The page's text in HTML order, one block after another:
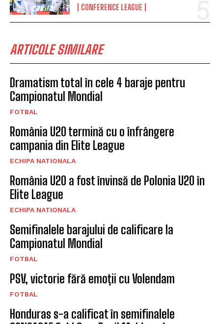
CONFERENCE LEAGUE
ARTICOLE SIMILARE
Dramatism total în cele 4 baraje pentru
Campionatul Mondial
FOTBAL
România U20 termină cu o înfrângere
campania din Elite League
ECHIPA NATIONALA
România U20 a fost învinsă de Polonia U20 în
Elite League
ECHIPA NATIONALA
Semifinalele barajului de calificare la
Campionatul Mondial
FOTBAL
PSV, victorie fără emoții cu Volendam
FOTBAL
Honduras s-a calificat în semifinalele